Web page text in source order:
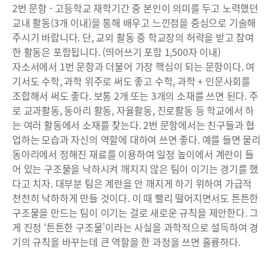
2번 문항 - 고등학교 재학기간 중 본인이 의미를 두고 노력했던
교내 활동(3개 이내)을 통해 배우고 느낀점을 중심으로 기술해
주시기 바랍니다. 단, 교외 활동 중 학교장의 허락을 받고 참여
한 활동은 포함됩니다. (띄어쓰기 포함 1,500자 이내)
자소서에서 1번 문항과 더불어 가장 핵심이 되는 문항이다. 여
기서도 수학, 과학 위주로 써도 좋고 수학, 과학 + 인문사회를
조합해서 써도 좋다. 보통 2개 또는 3개의 소재를 쓰면 된다. 주
로 교과활동, 동아리 활동, 자율활동, 진로활동 등 학교에서 하
는 여러 활동에서 소재를 찾는다. 2번 문항에서는 친구들과 협
업하는 모습과 자신의 역할에 대하여 쓰면 좋다. 예를 들면 물리
동아리에서 정해진 재료를 이용하여 일정 높이에서 계란이 들
어 있는 구조물을 낙하시켜 깨지지 않은 팀이 이기는 경기를 했
다고 치자. 대부분 팀은 계란을 안 깨지게 하기 위하여 가급적
천천히 낙하하게 만들 것이다. 이 때 빨리 떨어지면서도 튼튼한
구조물을 만드는 팀이 이기는 걸로 새로운 규칙을 제안한다. 그
게 진정 ‘튼튼한 구조물’이라는 사실을 과학적으로 설득하여 경
기의 규칙을 바꾸는데 큰 역할을 한 과정을 쓰면 훌륭하다.